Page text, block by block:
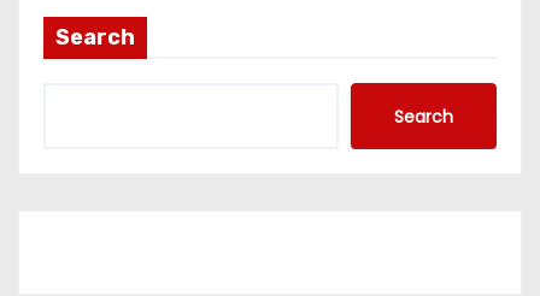
Search
Search